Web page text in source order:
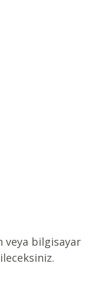
veya bilgisayar